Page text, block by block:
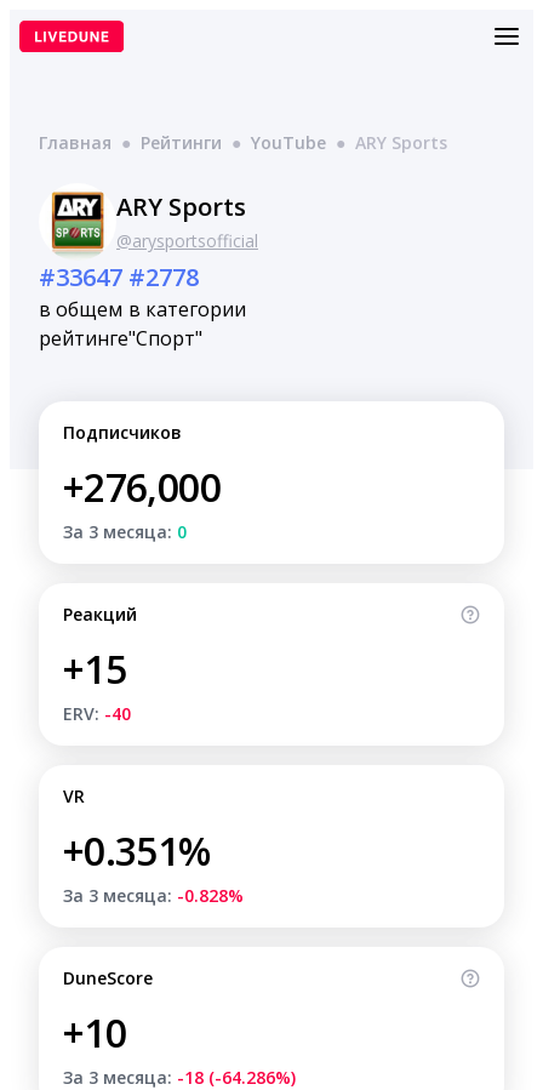
Перейти
Главная ● Рейтинги ● YouTube ● ARY Sports
ARY Sports
@arysportsofficial
#33647
в общем
рейтинге
#2778
в категории
"Спорт"
Подписчиков
+276,000
За 3 месяца: 0
Реакций
+15
ERV: -40
VR
+0.351%
За 3 месяца: -0.828%
DuneScore
+10
За 3 месяца: -18 (-64.286%)